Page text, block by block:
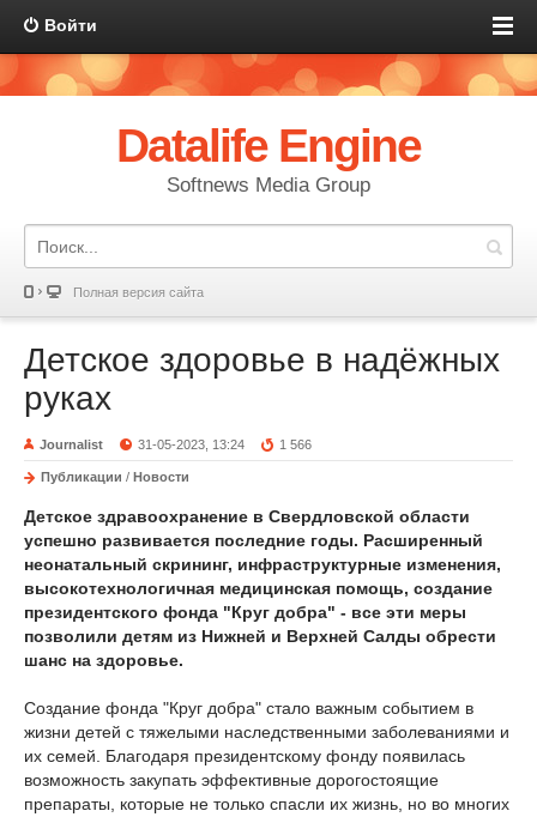
Войти
Datalife Engine
Softnews Media Group
Полная версия сайта
Детское здоровье в надёжных
руках
Journalist 31-05-2023, 13:24 1 566
Публикации / Новости
Детское здравоохранение в Свердловской области
успешно развивается последние годы. Расширенный
неонатальный скрининг, инфраструктурные изменения,
высокотехнологичная медицинская помощь, создание
президентского фонда "Круг добра" - все эти меры
позволили детям из Нижней и Верхней Салды обрести
шанс на здоровье.
Создание фонда "Круг добра" стало важным событием в
жизни детей с тяжелыми наследственными заболеваниями и
их семей. Благодаря президентскому фонду появилась
возможность закупать эффективные дорогостоящие
препараты, которые не только спасли их жизнь, но во многих